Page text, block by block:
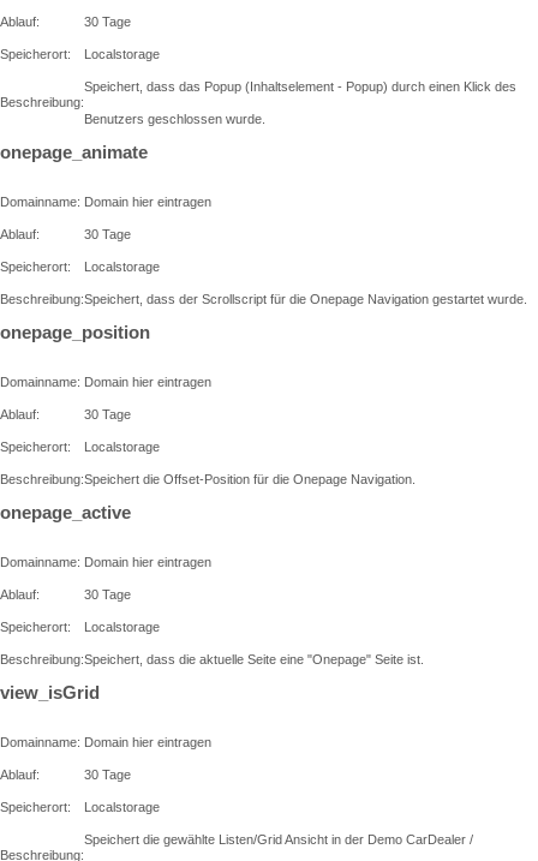
Ablauf: 30 Tage
Speicherort: Localstorage
Beschreibung:
Speichert, dass das Popup (Inhaltselement - Popup) durch einen Klick des
Benutzers geschlossen wurde.
onepage_animate
Domainname: Domain hier eintragen
Ablauf: 30 Tage
Speicherort: Localstorage
Beschreibung:Speichert, dass der Scrollscript für die Onepage Navigation gestartet wurde.
onepage_position
Domainname: Domain hier eintragen
Ablauf: 30 Tage
Speicherort: Localstorage
Beschreibung:Speichert die Offset-Position für die Onepage Navigation.
onepage_active
Domainname: Domain hier eintragen
Ablauf: 30 Tage
Speicherort: Localstorage
Beschreibung:Speichert, dass die aktuelle Seite eine "Onepage" Seite ist.
view_isGrid
Domainname: Domain hier eintragen
Ablauf: 30 Tage
Speicherort: Localstorage
Beschreibung:
Speichert die gewählte Listen/Grid Ansicht in der Demo CarDealer /